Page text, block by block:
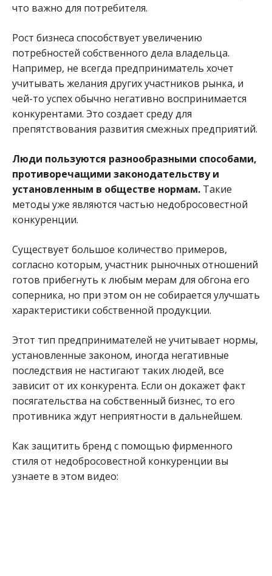
что важно для потребителя.
Рост бизнеса способствует увеличению
потребностей собственного дела владельца.
Например, не всегда предприниматель хочет
учитывать желания других участников рынка, и
чей-то успех обычно негативно воспринимается
конкурентами. Это создает среду для
препятствования развития смежных предприятий.
Люди пользуются разнообразными способами,
противоречащими законодательству и
установленным в обществе нормам. Такие
методы уже являются частью недобросовестной
конкуренции.
Существует большое количество примеров,
согласно которым, участник рыночных отношений
готов прибегнуть к любым мерам для обгона его
соперника, но при этом он не собирается улучшать
характеристики собственной продукции.
Этот тип предпринимателей не учитывает нормы,
установленные законом, иногда негативные
последствия не настигают таких людей, все
зависит от их конкурента. Если он докажет факт
посягательства на собственный бизнес, то его
противника ждут неприятности в дальнейшем.
Как защитить бренд с помощью фирменного
стиля от недобросовестной конкуренции вы
узнаете в этом видео: